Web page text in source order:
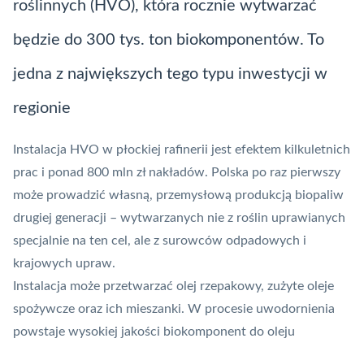
roślinnych (HVO), która rocznie wytwarzać
będzie do 300 tys. ton biokomponentów. To
jedna z największych tego typu inwestycji w
regionie
Instalacja HVO w płockiej rafinerii jest efektem kilkuletnich
prac i ponad 800 mln zł nakładów. Polska po raz pierwszy
może prowadzić własną, przemysłową produkcją biopaliw
drugiej generacji – wytwarzanych nie z roślin uprawianych
specjalnie na ten cel, ale z surowców odpadowych i
krajowych upraw.
Instalacja może przetwarzać olej rzepakowy, zużyte oleje
spożywcze oraz ich mieszanki. W procesie uwodornienia
powstaje wysokiej jakości biokomponent do oleju